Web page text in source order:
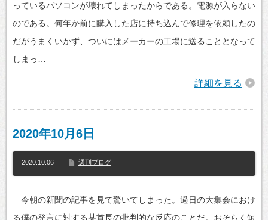
っているパソコンが壊れてしまったからである。電源が入らない
のである。何年か前に購入した店に持ち込んで修理を依頼したの
だがうまくいかず、ついにはメーカーの工場に送ることとなって
しまっ…
詳細を見る
2020年10月6日
2020.10.06 週刊ブログ
今朝の新聞の記事を見て驚いてしまった。過日の大集会におけ
る僕の発言に対する某首長の批判的な反応のことだ。おそらく短